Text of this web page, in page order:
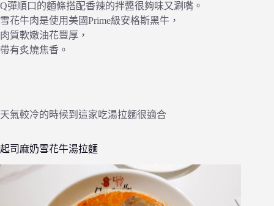
Q彈順口的麵條搭配香辣的拌醬很夠味又涮嘴。
雪花牛肉是使用美國Prime級安格斯黑牛，
肉質軟嫩油花豐厚，
帶有炙燒焦香。
天氣較冷的時候到這家吃湯拉麵很適合
起司麻奶雪花牛湯拉麵